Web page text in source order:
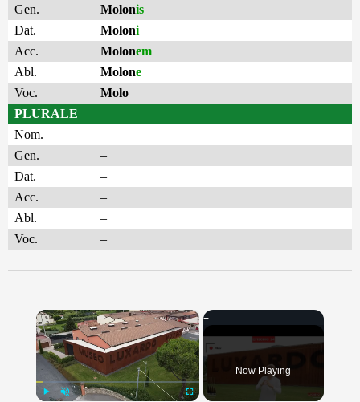
Gen.
Molonis
Dat.
Moloni
Acc.
Molonem
Abl.
Molone
Voc.
Molo
PLURALE
Nom.
–
Gen.
–
Dat.
–
Acc.
–
Abl.
–
Voc.
–
×
Now Playing